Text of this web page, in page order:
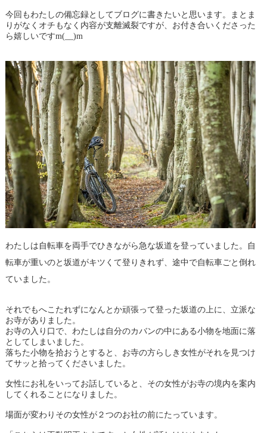
今回もわたしの備忘録としてブログに書きたいと思います。まとま
りがなくオチもなく内容が支離滅裂ですが、お付き合いくださった
ら嬉しいですm(__)m
わたしは自転車を両手でひきながら急な坂道を登っていました。自
転車が重いのと坂道がキツくて登りきれず、途中で自転車ごと倒れ
ていました。
それでもへこたれずになんとか頑張って登った坂道の上に、立派な
お寺がありました。
お寺の入り口で、わたしは自分のカバンの中にある小物を地面に落
としてしまいました。
落ちた小物を拾おうとすると、お寺の方らしき女性がそれを見つけ
てサッと拾ってくださいました。
女性にお礼をいってお話していると、その女性がお寺の境内を案内
してくれることになりました。
場面が変わりその女性が２つのお社の前にたっています。